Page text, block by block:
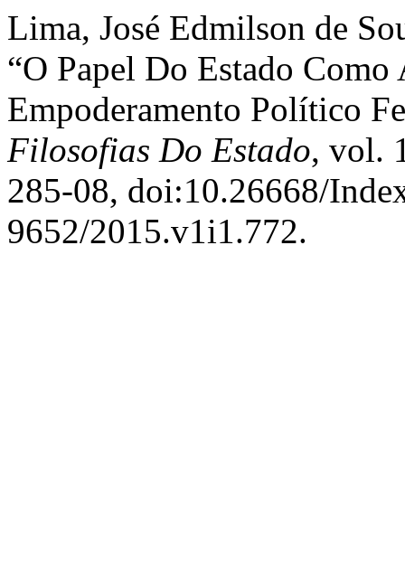
Lima, José Edmilson de
“O Papel Do Estado
Empoderamento Político
Filosofias Do Estado, vol.
285-08, doi:10.26668/
9652/2015.v1i1.772.